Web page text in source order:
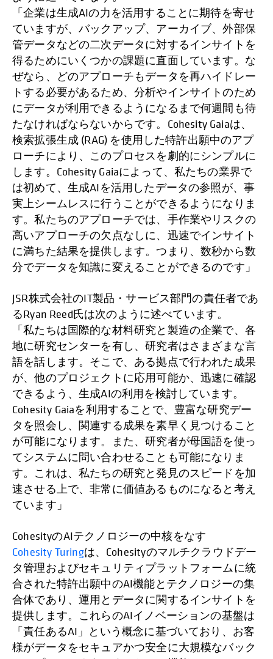
「企業は生成AIの力を活用することに期待を寄せ
ていますが、バックアップ、アーカイブ、外部保
管データなどの二次データに対するインサイトを
得るためにいくつかの課題に直面しています。な
ぜなら、どのアプローチもデータを再ハイドレー
トする必要があるため、分析やインサイトのため
にデータが利用できるようになるまで何週間も待
たなければならないからです。Cohesity Gaiaは、
検索拡張生成 (RAG) を使用した特許出願中のアプ
ローチにより、このプロセスを劇的にシンプルに
します。Cohesity Gaiaによって、私たちの業界で
は初めて、生成AIを活用したデータの参照が、事
実上シームレスに行うことができるようになりま
す。私たちのアプローチでは、手作業やリスクの
高いアプローチの欠点なしに、迅速でインサイト
に満ちた結果を提供します。つまり、数秒から数
分でデータを知識に変えることができるのです」
JSR株式会社のIT製品・サービス部門の責任者であ
るRyan Reed氏は次のように述べています。
「私たちは国際的な材料研究と製造の企業で、各
地に研究センターを有し、研究者はさまざまな言
語を話します。そこで、ある拠点で行われた成果
が、他のプロジェクトに応用可能か、迅速に確認
できるよう、生成AIの利用を検討しています。
Cohesity Gaiaを利用することで、豊富な研究デー
タを照会し、関連する成果を素早く見つけること
が可能になります。また、研究者が母国語を使っ
てシステムに問い合わせることも可能になりま
す。これは、私たちの研究と発見のスピードを加
速させる上で、非常に価値あるものになると考え
ています」
CohesityのAIテクノロジーの中核をなす
Cohesity Turingは、Cohesityのマルチクラウドデー
タ管理およびセキュリティプラットフォームに統
合された特許出願中のAI機能とテクノロジーの集
合体であり、運用とデータに関するインサイトを
提供します。これらのAIイノベーションの基盤は
「責任あるAI」という概念に基づいており、お客
様がデータをセキュアかつ安全に大規模なバック